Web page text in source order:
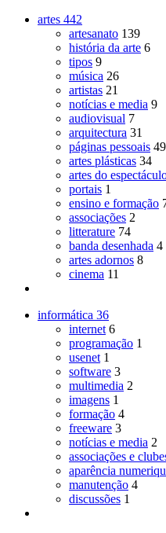
artes 442
artesanato 139
história da arte 6
tipos 9
música 26
artistas 21
notícias e media 9
audiovisual 7
arquitectura 31
páginas pessoais 49
artes plásticas 34
artes do
portais 1
ensino e formação
associações 2
litterature 74
banda desenhada 4
artes adornos 8
cinema 11
informática 36
internet 6
programação 1
usenet 1
software 3
multimedia 2
imagens 1
formação 4
freeware 3
notícias e media 2
associações e
aparência
manutenção 4
discussões 1